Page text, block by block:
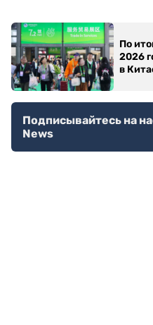
По
2026
в
Подписывайтесь на
News